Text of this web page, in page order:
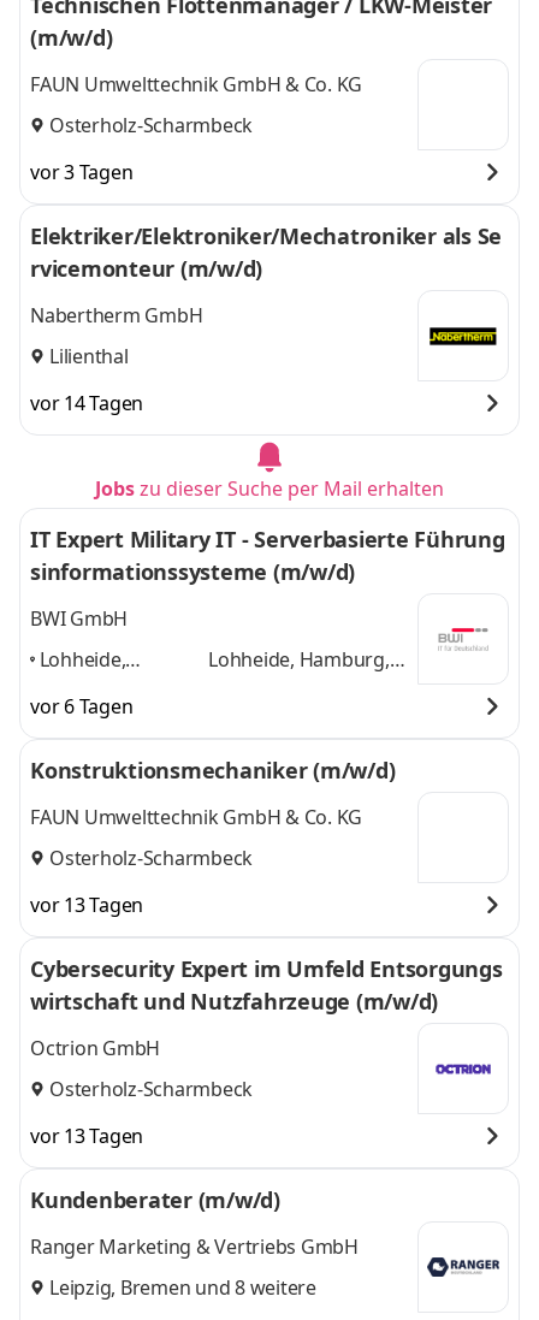
(m/w/d)
FAUN Umwelttechnik GmbH & Co. KG
Osterholz-Scharmbeck
vor 3 Tagen
Elektriker/Elektroniker/Mechatroniker als Se
rvicemonteur (m/w/d)
Nabertherm GmbH
Lilienthal
vor 14 Tagen
Jobszu dieser Suche per Mail erhalten
IT Expert Military IT - Serverbasierte Führung
sinformationssysteme (m/w/d)
BWI GmbH
Lohheide,
Hannover, Hilden,
Osterholz-
Scharmbeck,
Lohheide, Hamburg,
und 3 weitere
vor 6 Tagen
Konstruktionsmechaniker (m/w/d)
FAUN Umwelttechnik GmbH & Co. KG
Osterholz-Scharmbeck
vor 13 Tagen
Cybersecurity Expert im Umfeld Entsorgungs
wirtschaft und Nutzfahrzeuge (m/w/d)
Octrion GmbH
Osterholz-Scharmbeck
vor 13 Tagen
Kundenberater (m/w/d)
Ranger Marketing & Vertriebs GmbH
Leipzig, Bremen und 8 weitere